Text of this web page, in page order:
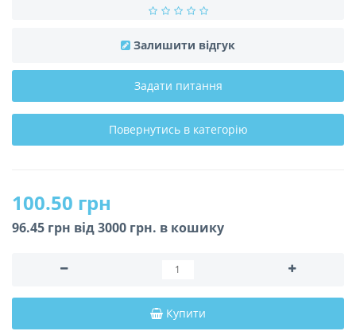
Залишити відгук
Задати питання
Повернутись в категорію
100.50 грн
96.45 грн вiд 3000 грн. в кошику
Купити